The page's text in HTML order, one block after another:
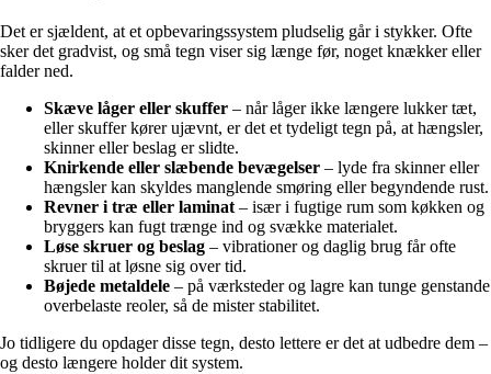
Det er sjældent, at et opbevaringssystem pludselig går i stykker. Ofte
sker det gradvist, og små tegn viser sig længe før, noget knækker eller
falder ned.
Skæve låger eller skuffer – når låger ikke længere lukker tæt,
eller skuffer kører ujævnt, er det et tydeligt tegn på, at hængsler,
skinner eller beslag er slidte.
Knirkende eller slæbende bevægelser – lyde fra skinner eller
hængsler kan skyldes manglende smøring eller begyndende rust.
Revner i træ eller laminat – især i fugtige rum som køkken og
bryggers kan fugt trænge ind og svække materialet.
Løse skruer og beslag – vibrationer og daglig brug får ofte
skruer til at løsne sig over tid.
Bøjede metaldele – på værksteder og lagre kan tunge genstande
overbelaste reoler, så de mister stabilitet.
Jo tidligere du opdager disse tegn, desto lettere er det at udbedre dem –
og desto længere holder dit system.